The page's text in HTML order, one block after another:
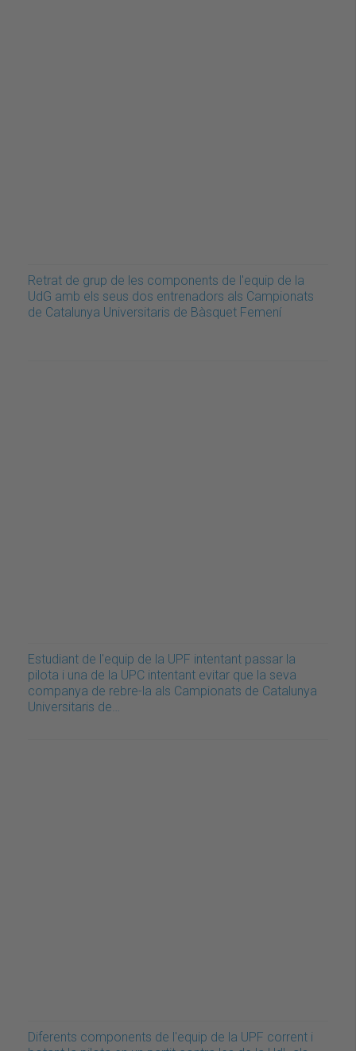
Retrat de grup de les components de l'equip de la
UdG amb els seus dos entrenadors als Campionats
de Catalunya Universitaris de Bàsquet Femení
Estudiant de l'equip de la UPF intentant passar la
pilota i una de la UPC intentant evitar que la seva
companya de rebre-la als Campionats de Catalunya
Universitaris de…
Diferents components de l'equip de la UPF corrent i